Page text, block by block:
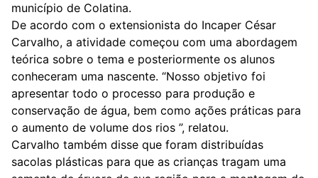
município de Colatina.
De acordo com o extensionista do Incaper César
Carvalho, a atividade começou com uma abordagem
teórica sobre o tema e posteriormente os alunos
conheceram uma nascente. “Nosso objetivo foi
apresentar todo o processo para produção e
conservação de água, bem como ações práticas para
o aumento de volume dos rios ”, relatou.
Carvalho também disse que foram distribuídas
sacolas plásticas para que as crianças tragam uma